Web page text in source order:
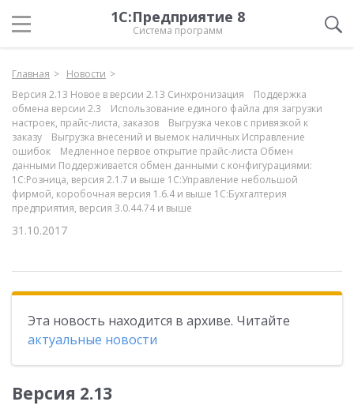
1С:Предприятие 8
Система программ
Главная
Новости
Версия 2.13 Новое в версии 2.13 Синхронизация Поддержка
обмена версии 2.3 Использование единого файла для загрузки
настроек, прайс-листа, заказов Выгрузка чеков с привязкой к
заказу Выгрузка внесений и выемок наличных Исправление
ошибок Медленное первое открытие прайс-листа Обмен
данными Поддерживается обмен данными с конфигурациями:
1С:Розница, версия 2.1.7 и выше 1С:Управление небольшой
фирмой, коробочная версия 1.6.4 и выше 1С:Бухгалтерия
предприятия, версия 3.0.44.74 и выше
31.10.2017
Эта новость находится в архиве. Читайте
актуальные новости
Версия 2.13